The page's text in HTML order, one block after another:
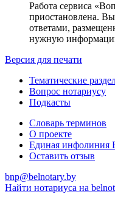
Работа сервиса
приостановлена.
ответами,
нужную
Версия для печати
Тематические
Вопрос нотариусу
Подкасты
Словарь терминов
О проекте
Единая инфолиния
Оставить отзыв
bnp@belnotary.by
Найти нотариуса на